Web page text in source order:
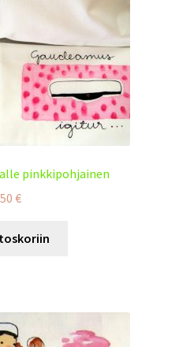
pinkkipohjainen
€